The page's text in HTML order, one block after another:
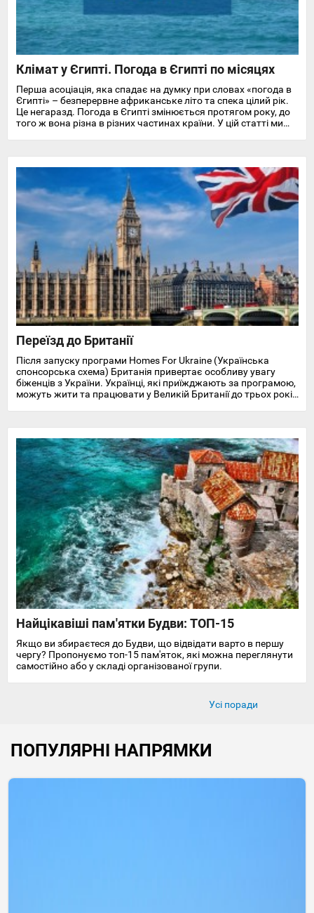
Клімат у Єгипті. Погода в Єгипті по місяцях
Перша асоціація, яка спадає на думку при словах «погода в
Єгипті» – безперервне африканське літо та спека цілий рік.
Це негаразд. Погода в Єгипті змінюється протягом року, до
того ж вона різна в різних частинах країни. У цій статті ми
Червоного моря.
Переїзд до Британії
Після запуску програми Homes For Ukraine (Українська
спонсорська схема) Британія привертає особливу увагу
біженців з України. Українці, які приїжджають за програмою,
можуть жити та працювати у Великій Британії до трьох років
Найцікавіші пам'ятки Будви: ТОП-15
Якщо ви збираєтеся до Будви, що відвідати варто в першу
чергу? Пропонуємо топ-15 пам'яток, які можна переглянути
самостійно або у складі організованої групи.
Усі поради
ПОПУЛЯРНІ НАПРЯМКИ